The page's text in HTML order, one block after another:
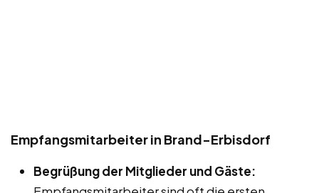
Empfangsmitarbeiter in Brand-Erbisdorf
Begrüßung der Mitglieder und Gäste: